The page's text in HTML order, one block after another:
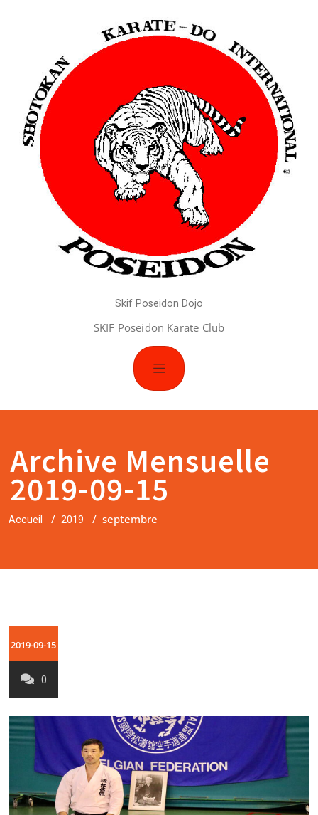
Skif Poseidon Dojo
SKIF Poseidon Karate Club
Archive Mensuelle
2019-09-15
Accueil / 2019 / septembre
2019-09-15
0